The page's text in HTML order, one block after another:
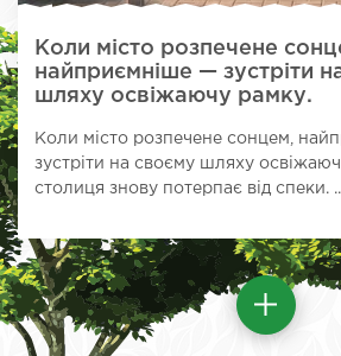
Коли місто розпечене
найприємніше — зустріти
шляху освіжаючу рамку.
Коли місто розпечене сонцем,
зустріти на своєму шляху
столиця знову потерпає від спеки.